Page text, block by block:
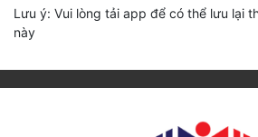
Lưu ý: Vui lòng tải app để có thể lưu lại
này